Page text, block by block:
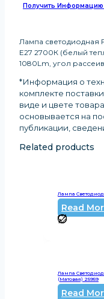
Получить
Лампа светодиодная
E27 2700К (белый
1080Lm, угол
*Информация о
комплекте
виде и цвете
основывается на
публикации,
Related products
Лампа
Read
Лампа
(Матовая) 25959
Read